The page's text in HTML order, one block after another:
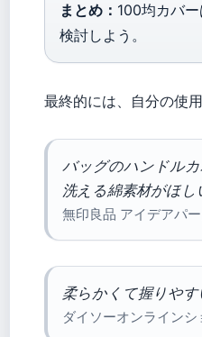
まとめ： 100均カバ
検討しよう。
最終的には、自分の使
バッグのハンドル
洗える綿素材がほし
無印良品 アイデアパ
柔らかくて握りや
ダイソーオンラインシ